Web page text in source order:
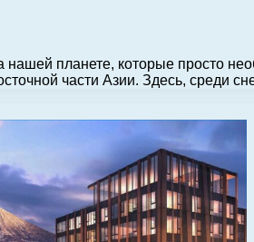
планете, которые просто
части Азии. Здесь, среди